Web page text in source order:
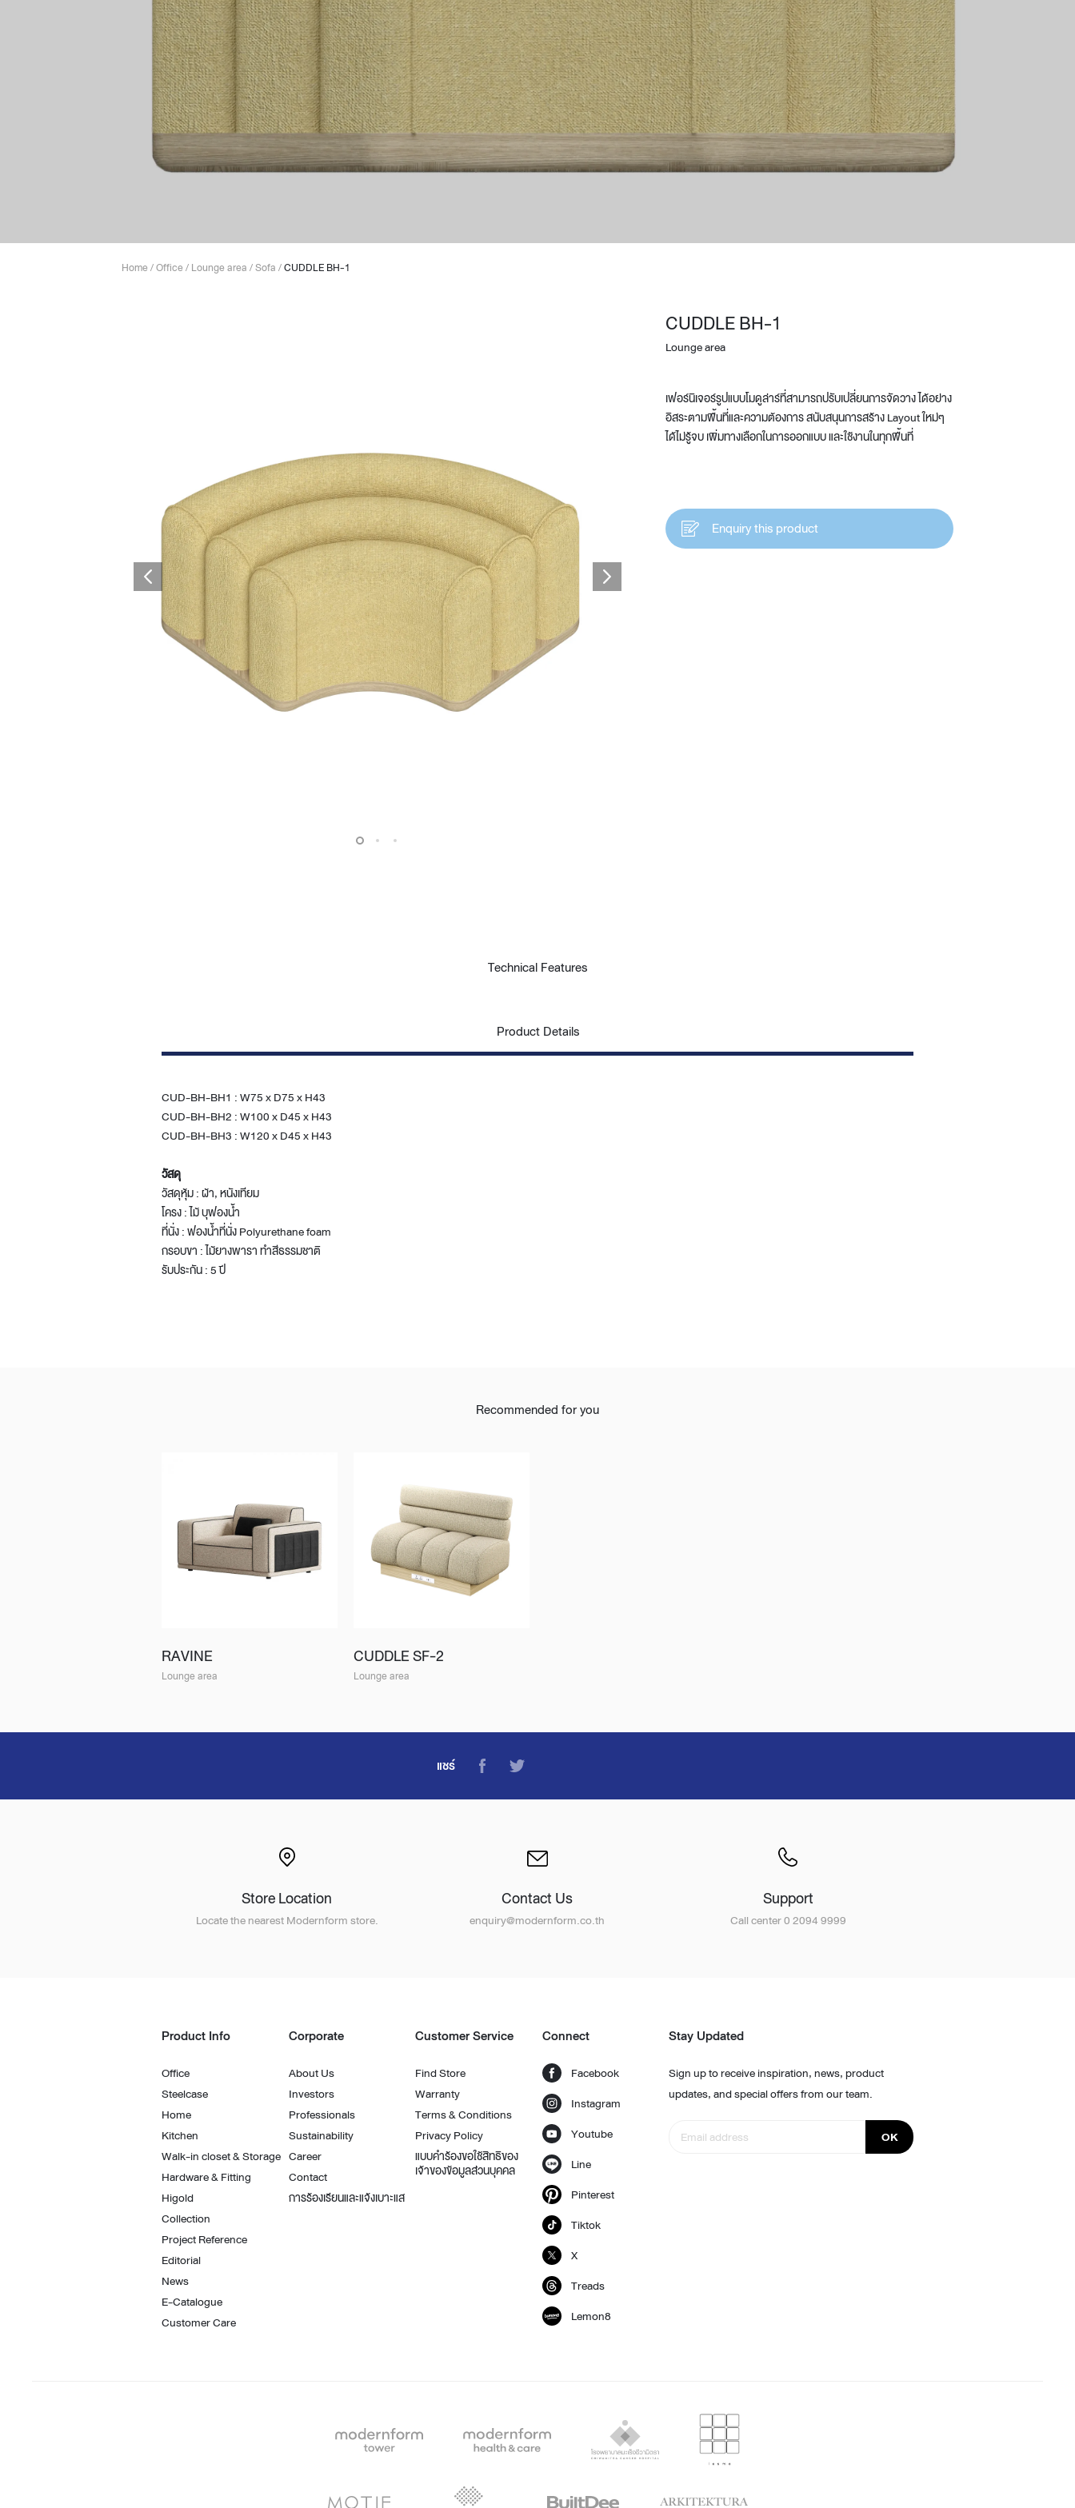
Wardrobe
Partition & Sliding Door
Kitchen Accessories
Steelcase
Design Awards
Home/Office/Lounge area/Sofa/CUDDLE BH-1
CUDDLE BH-1
Lounge area
เฟอร์นิเจอร์รูปแบบโมดูล่าร์ที่สามารถปรับเปลี่ยนการจัดวาง ได้อย่าง
อิสระตามพื้นที่และความต้องการ สนับสนุนการสร้าง Layout ใหม่ๆ
ได้ไม่รู้จบ เพิ่มทางเลือกในการออกแบบ และใช้งานในทุกพื้นที่
Enquiry this product
Technical Features
Product Details
CUD-BH-BH1 : W75 x D75 x H43
CUD-BH-BH2 : W100 x D45 x H43
CUD-BH-BH3 : W120 x D45 x H43
วัสดุ
วัสดุหุ้ม : ผ้า, หนังเทียม
โครง : ไม้ บุฟองน้ำ
ที่นั่ง : ฟองน้ำที่นั่ง Polyurethane foam
กรอบขา : ไม้ยางพารา ทำสีธรรมชาติ
รับประกัน : 5 ปี
Recommended for you
RAVINE
Lounge area
CUDDLE SF-2
Lounge area
แชร์
Store Location
Locate the nearest Modernform store.
Contact Us
enquiry@modernform.co.th
Support
Call center 0 2094 9999
Product Info
Office
Steelcase
Home
Kitchen
Walk-in closet & Storage
Hardware & Fitting
Higold
Collection
Project Reference
Editorial
News
E-Catalogue
Customer Care
Corporate
About Us
Investors
Professionals
Sustainability
Career
Contact
การร้องเรียนและแจ้งเบาะแส
Customer Service
Find Store
Warranty
Terms & Conditions
Privacy Policy
แบบคำร้องขอใช้สิทธิของ
เจ้าของข้อมูลส่วนบุคคล
Connect
Facebook
Instagram
Youtube
Line
Pinterest
Tiktok
X
Treads
Lemon8
Stay Updated
Sign up to receive inspiration, news, product
updates, and special offers from our team.
OK